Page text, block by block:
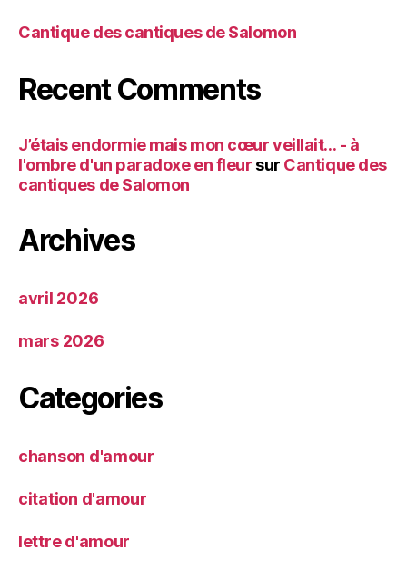
Cantique des cantiques de Salomon
Recent Comments
J’étais endormie mais mon cœur veillait… - à
l'ombre d'un paradoxe en fleur sur Cantique des
cantiques de Salomon
Archives
avril 2026
mars 2026
Categories
chanson d'amour
citation d'amour
lettre d'amour